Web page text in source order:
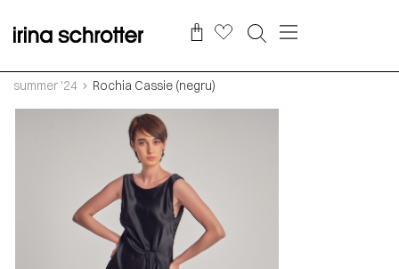
summer '24 Rochia Cassie (negru)